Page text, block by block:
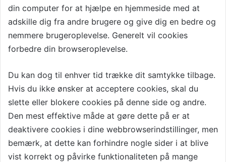
din computer for at hjælpe en hjemmeside med at
adskille dig fra andre brugere og give dig en bedre og
nemmere brugeroplevelse. Generelt vil cookies
forbedre din browseroplevelse.
Du kan dog til enhver tid trække dit samtykke tilbage.
Hvis du ikke ønsker at acceptere cookies, skal du
slette eller blokere cookies på denne side og andre.
Den mest effektive måde at gøre dette på er at
deaktivere cookies i dine webbrowserindstillinger, men
bemærk, at dette kan forhindre nogle sider i at blive
vist korrekt og påvirke funktionaliteten på mange